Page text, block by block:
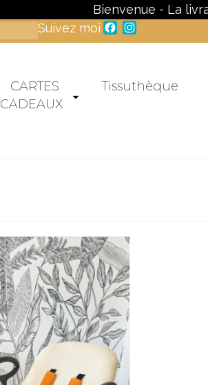
Bienvenue - La
Suivez moi Facebook
CARTES
CADEAUX
Tissuthèque